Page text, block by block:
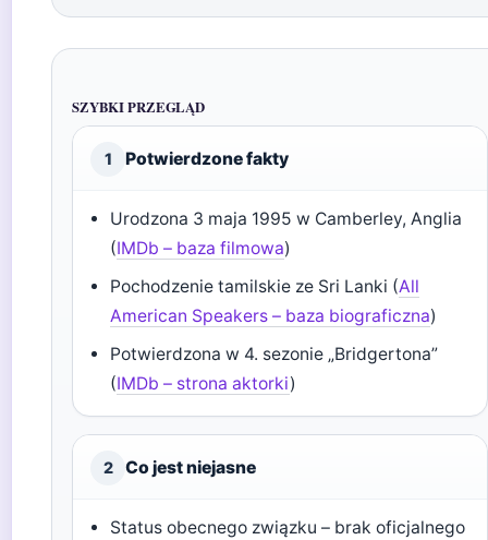
SZYBKI PRZEGLĄD
1 Potwierdzone fakty
Urodzona 3 maja 1995 w Camberley, Anglia
(IMDb – baza filmowa)
Pochodzenie tamilskie ze Sri Lanki (All
American Speakers – baza biograficzna)
Potwierdzona w 4. sezonie „Bridgertona”
(IMDb – strona aktorki)
2 Co jest niejasne
Status obecnego związku – brak oficjalnego